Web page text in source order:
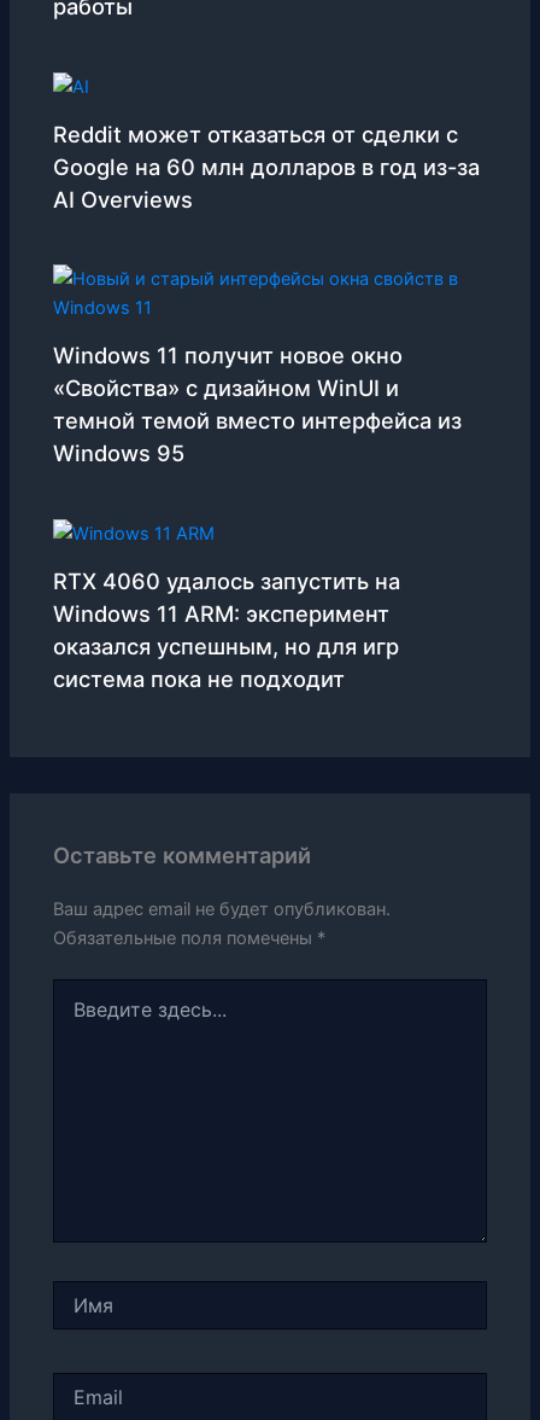
работы
Reddit может отказаться от сделки с
Google на 60 млн долларов в год из-за
AI Overviews
Windows 11 получит новое окно
«Свойства» с дизайном WinUI и
темной темой вместо интерфейса из
Windows 95
RTX 4060 удалось запустить на
Windows 11 ARM: эксперимент
оказался успешным, но для игр
система пока не подходит
Оставьте комментарий
Ваш адрес email не будет опубликован.
Обязательные поля помечены *
здесь...